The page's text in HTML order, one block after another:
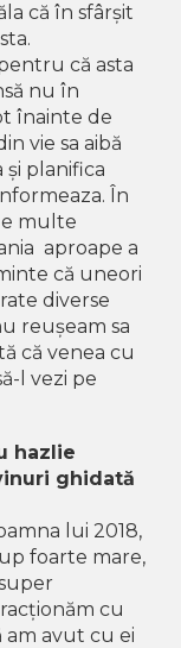
că în sfârșit
că asta
nu în
înainte de
vie sa aibă
planifica
În
multe
aproape a
că uneori
diverse
reușeam sa
că venea cu
l vezi pe
hazlie
ghidată
lui 2018,
foarte mare,
cu
am avut cu ei